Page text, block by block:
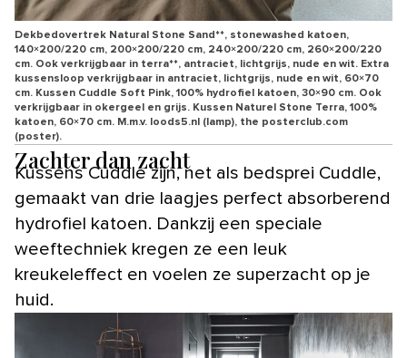
Dekbedovertrek Natural Stone Sand**, stonewashed katoen,
140×200/220 cm, 200×200/220 cm, 240×200/220 cm, 260×200/220
cm. Ook verkrijgbaar in terra**, antraciet, lichtgrijs, nude en wit. Extra
kussensloop verkrijgbaar in antraciet, lichtgrijs, nude en wit, 60×70
cm. Kussen Cuddle Soft Pink, 100% hydrofiel katoen, 30×90 cm. Ook
verkrijgbaar in okergeel en grijs. Kussen Naturel Stone Terra, 100%
katoen, 60×70 cm. M.m.v. loods5.nl (lamp), the posterclub.com
(poster).
Zachter dan zacht
Kussens Cuddle zijn, net als bedsprei Cuddle,
gemaakt van drie laagjes perfect absorberend
hydrofiel katoen. Dankzij een speciale
weeftechniek kregen ze een leuk
kreukeleffect en voelen ze superzacht op je
huid.